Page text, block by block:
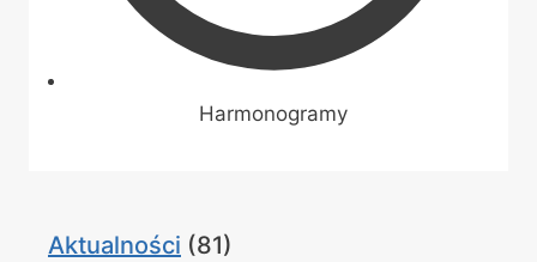
Harmonogramy
Aktualności (81)